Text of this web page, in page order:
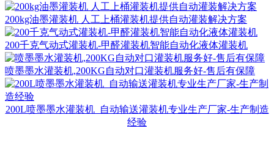
200kg油墨灌装机 人工上桶灌装机提供自动灌装解决方案
200千克气动式灌装机-甲醛灌装机智能自动化液体灌装机
喷墨墨水灌装机,200KG自动对口灌装机服务好-售后有保障
200L喷墨墨水灌装机_自动输送灌装机专业生产厂家-生产制造
经验